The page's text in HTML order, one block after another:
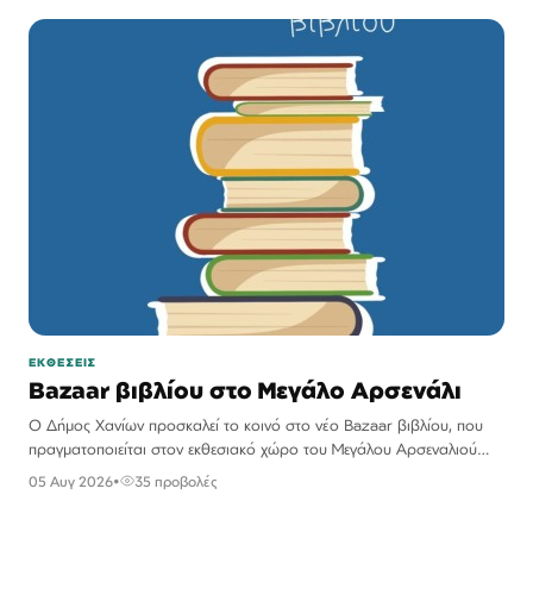
ΕΚΘΕΣΕΙΣ
Bazaar βιβλίου στο Μεγάλο Αρσενάλι
Ο Δήμος Χανίων προσκαλεί το κοινό στο νέο Bazaar βιβλίου, που
πραγματοποιείται στον εκθεσιακό χώρο του Μεγάλου Αρσεναλιού
(Κέντρο Αρχιτεκτονικής Μεσογείου – Κ.Α.Μ.).
05 Αυγ 2026• 35 προβολές